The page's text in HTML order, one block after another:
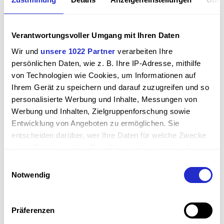
Verantwortungsvoller Umgang mit Ihren Daten
Wir und unsere 1022 Partner verarbeiten Ihre
persönlichen Daten, wie z. B. Ihre IP-Adresse, mithilfe
von Technologien wie Cookies, um Informationen auf
Ihrem Gerät zu speichern und darauf zuzugreifen und so
personalisierte Werbung und Inhalte, Messungen von
Werbung und Inhalten, Zielgruppenforschung sowie
Entwicklung von Angeboten zu ermöglichen. Sie
entscheiden darüber, wer Ihre Daten für welche Zwecke
Trigger Symbol ändern oder widerrufen
Informationen über Ihre geografische Lage erfassen,
welche bis auf einige Meter genau sein können
Notwendig
Präferenzen
VEH
Verband für Ener­gie­handel